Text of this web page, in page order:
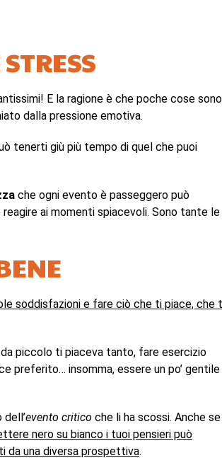
E la ragione è che poche cose sono
dalla pressione emotiva.
tenerti giù più tempo di quel che puoi
che ogni evento è passeggero può
ai momenti spiacevoli. Sono tante le
soddisfazioni e fare ciò che ti piace, che
piccolo ti piaceva tanto, fare esercizio
preferito… insomma, essere un po’ gentile
dell’evento critico che li ha scossi. Anche se
nero su bianco i tuoi pensieri può
da una diversa prospettiva.